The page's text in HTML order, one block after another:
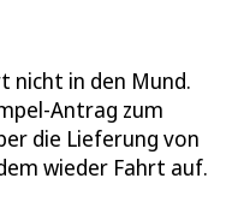
nicht in den Mund.
Antrag zum
die Lieferung von
wieder Fahrt auf.